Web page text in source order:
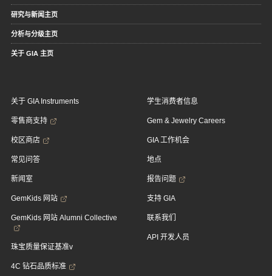
研究与新闻主页
分析与分级主页
关于 GIA 主页
关于 GIA Instruments
零售商支持
校区商店
常见问答
新闻室
GemKids 网站
GemKids 网站 Alumni Collective
珠宝质量保证基准v
4C 钻石品质标准
学生消费者信息
Gem & Jewelry Careers
GIA 工作机会
地点
报告问题
支持 GIA
联系我们
API 开发人员